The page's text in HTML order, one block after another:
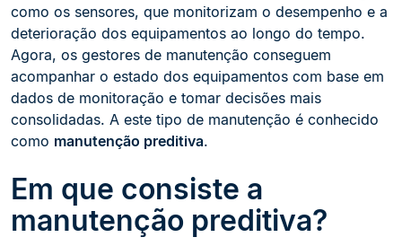
como os sensores, que monitorizam o desempenho e a
deterioração dos equipamentos ao longo do tempo.
Agora, os gestores de manutenção conseguem
acompanhar o estado dos equipamentos com base em
dados de monitoração e tomar decisões mais
consolidadas. A este tipo de manutenção é conhecido
como manutenção preditiva.
Em que consiste a
manutenção preditiva?